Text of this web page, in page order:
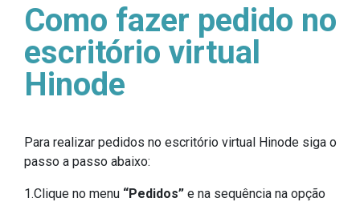
Como fazer pedido no
escritório virtual
Hinode
Para realizar pedidos no escritório virtual Hinode siga o
passo a passo abaixo:
1.Clique no menu “Pedidos” e na sequência na opção